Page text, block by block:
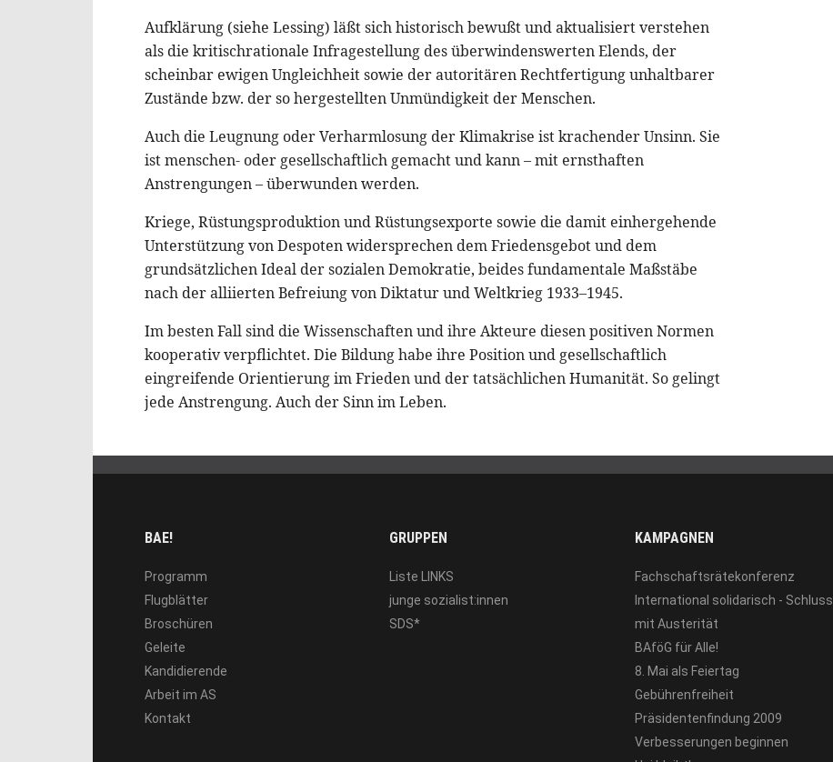
Aufklärung (siehe Lessing) läßt sich historisch bewußt und aktualisiert verstehen
als die kritischrationale Infragestellung des überwindenswerten Elends, der
scheinbar ewigen Ungleichheit sowie der autoritären Rechtfertigung unhaltbarer
Zustände bzw. der so hergestellten Unmündigkeit der Menschen.
Auch die Leugnung oder Verharmlosung der Klimakrise ist krachender Unsinn. Sie
ist menschen- oder gesellschaftlich gemacht und kann – mit ernsthaften
Anstrengungen – überwunden werden.
Kriege, Rüstungsproduktion und Rüstungsexporte sowie die damit einhergehende
Unterstützung von Despoten widersprechen dem Friedensgebot und dem
grundsätzlichen Ideal der sozialen Demokratie, beides fundamentale Maßstäbe
nach der alliierten Befreiung von Diktatur und Weltkrieg 1933–1945.
Im besten Fall sind die Wissenschaften und ihre Akteure diesen positiven Normen
kooperativ verpflichtet. Die Bildung habe ihre Position und gesellschaftlich
eingreifende Orientierung im Frieden und der tatsächlichen Humanität. So gelingt
jede Anstrengung. Auch der Sinn im Leben.
BAE!
Programm
Flugblätter
Broschüren
Geleite
Kandidierende
Arbeit im AS
Kontakt
GRUPPEN
Liste LINKS
junge sozialist:innen
SDS*
KAMPAGNEN
Fachschaftsrätekonferenz
International solidarisch - Schluss
mit Austerität
BAföG für Alle!
8. Mai als Feiertag
Gebührenfreiheit
Präsidentenfindung 2009
Verbesserungen beginnen